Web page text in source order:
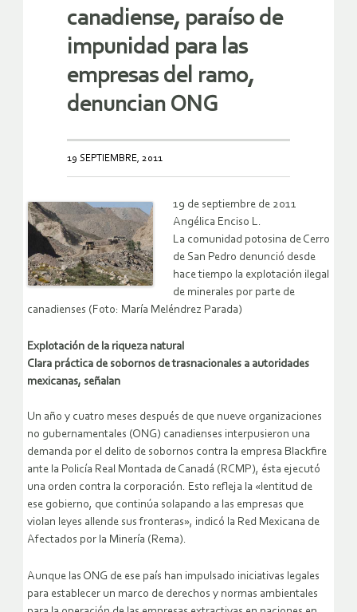
canadiense, paraíso de
impunidad para las
empresas del ramo,
denuncian ONG
19 SEPTIEMBRE, 2011
19 de septiembre de 2011
Angélica Enciso L.
La comunidad potosina de Cerro
de San Pedro denunció desde
hace tiempo la explotación ilegal
de minerales por parte de
canadienses (Foto: María Meléndrez Parada)
Explotación de la riqueza natural
Clara práctica de sobornos de trasnacionales a autoridades
mexicanas, señalan
Un año y cuatro meses después de que nueve organizaciones
no gubernamentales (ONG) canadienses interpusieron una
demanda por el delito de sobornos contra la empresa Blackfire
ante la Policía Real Montada de Canadá (RCMP), ésta ejecutó
una orden contra la corporación. Esto refleja la «lentitud de
ese gobierno, que continúa solapando a las empresas que
violan leyes allende sus fronteras», indicó la Red Mexicana de
Afectados por la Minería (Rema).
Aunque las ONG de ese país han impulsado iniciativas legales
para establecer un marco de derechos y normas ambientales